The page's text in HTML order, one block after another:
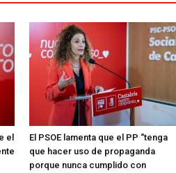
el
El PSOE lamenta que el PP “tenga
que hacer uso de propaganda
porque nunca cumplido con